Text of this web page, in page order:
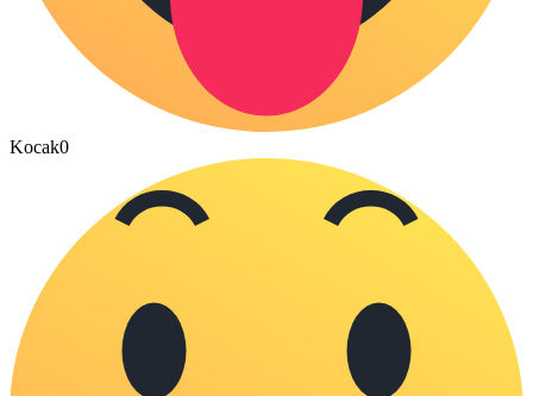
Kocak0